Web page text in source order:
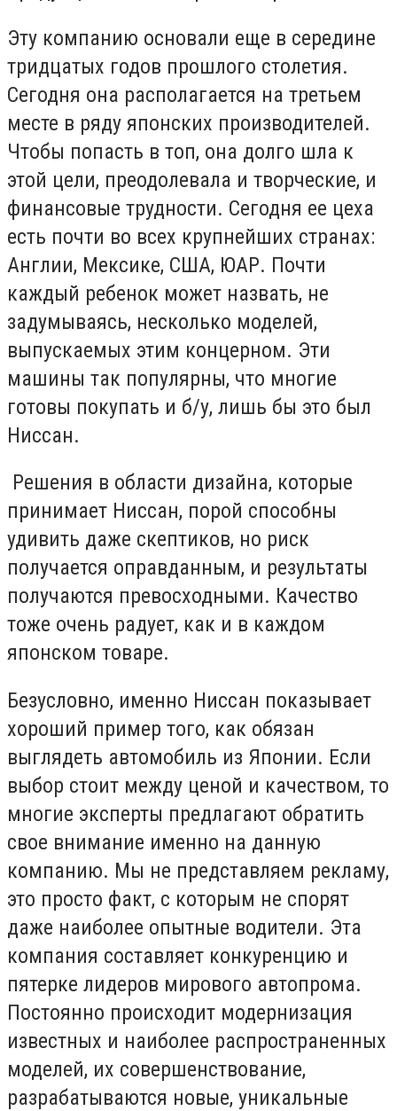
Эту компанию основали еще в середине
тридцатых годов прошлого столетия.
Сегодня она располагается на третьем
месте в ряду японских производителей.
Чтобы попасть в топ, она долго шла к
этой цели, преодолевала и творческие, и
финансовые трудности. Сегодня ее цеха
есть почти во всех крупнейших странах:
Англии, Мексике, США, ЮАР. Почти
каждый ребенок может назвать, не
задумываясь, несколько моделей,
выпускаемых этим концерном. Эти
машины так популярны, что многие
готовы покупать и б/у, лишь бы это был
Ниссан.
Решения в области дизайна, которые
принимает Ниссан, порой способны
удивить даже скептиков, но риск
получается оправданным, и результаты
получаются превосходными. Качество
тоже очень радует, как и в каждом
японском товаре.
Безусловно, именно Ниссан показывает
хороший пример того, как обязан
выглядеть автомобиль из Японии. Если
выбор стоит между ценой и качеством, то
многие эксперты предлагают обратить
свое внимание именно на данную
компанию. Мы не представляем рекламу,
это просто факт, с которым не спорят
даже наиболее опытные водители. Эта
компания составляет конкуренцию и
пятерке лидеров мирового автопрома.
Постоянно происходит модернизация
известных и наиболее распространенных
моделей, их совершенствование,
разрабатываются новые, уникальные